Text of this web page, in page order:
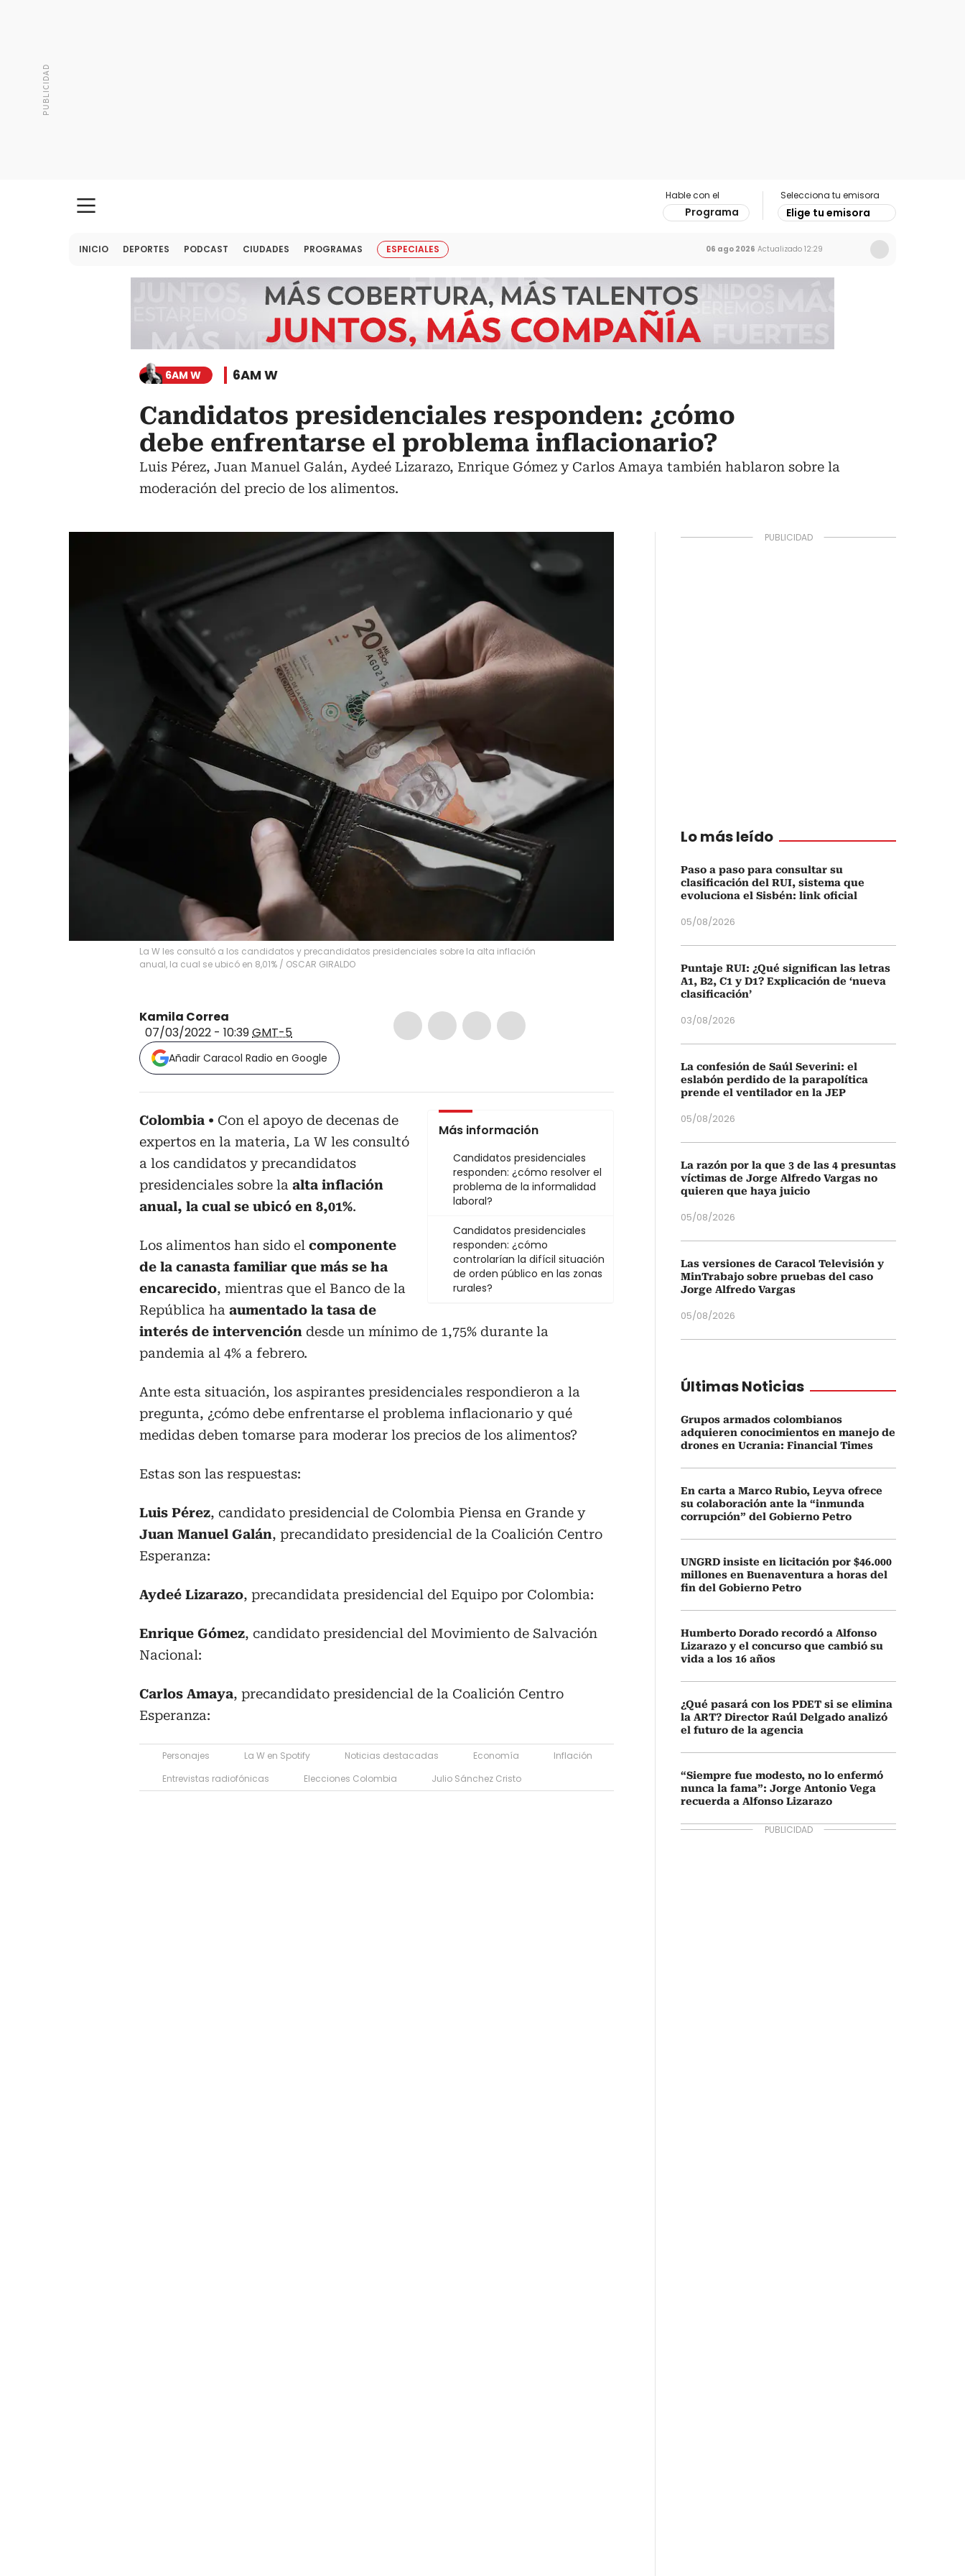
Hable con el
Programa
Selecciona tu emisora
Elige tu emisora
INICIO DEPORTES PODCAST CIUDADES PROGRAMAS ESPECIALES 06 ago 2026 Actualizado 12:29
6AM W 6AM W
Candidatos presidenciales responden: ¿cómo
debe enfrentarse el problema inflacionario?
Luis Pérez, Juan Manuel Galán, Aydeé Lizarazo, Enrique Gómez y Carlos Amaya también hablaron sobre la
moderación del precio de los alimentos.
La W les consultó a los candidatos y precandidatos presidenciales sobre la alta inflación
anual, la cual se ubicó en 8,01% / OSCAR GIRALDO
Kamila Correa
07/03/2022 - 10:39GMT-5
Añadir Caracol Radio en Google
Más información
Candidatos presidenciales
responden: ¿cómo resolver el
problema de la informalidad
laboral?
Candidatos presidenciales
responden: ¿cómo
controlarían la difícil situación
de orden público en las zonas
rurales?
Colombia
Con el apoyo de decenas de
expertos en la materia, La W les consultó
a los candidatos y precandidatos
presidenciales sobre la alta inflación
anual, la cual se ubicó en 8,01%.
Los alimentos han sido el componente
de la canasta familiar que más se ha
encarecido, mientras que el Banco de la
República ha aumentado la tasa de
interés de intervención desde un mínimo de 1,75% durante la
pandemia al 4% a febrero.
Ante esta situación, los aspirantes presidenciales respondieron a la
pregunta, ¿cómo debe enfrentarse el problema inflacionario y qué
medidas deben tomarse para moderar los precios de los alimentos?
Estas son las respuestas:
Luis Pérez, candidato presidencial de Colombia Piensa en Grande y
Juan Manuel Galán, precandidato presidencial de la Coalición Centro
Esperanza:
Aydeé Lizarazo, precandidata presidencial del Equipo por Colombia:
Enrique Gómez, candidato presidencial del Movimiento de Salvación
Nacional:
Carlos Amaya, precandidato presidencial de la Coalición Centro
Esperanza:
Personajes La W en Spotify Noticias destacadas Economía
Inflación
Entrevistas radiofónicas
Elecciones Colombia Julio Sánchez Cristo
Lo más leído
Paso a paso para consultar su
clasificación del RUI, sistema que
evoluciona el Sisbén: link oficial
05/08/2026
Puntaje RUI: ¿Qué significan las letras
A1, B2, C1 y D1? Explicación de ‘nueva
clasificación’
03/08/2026
La confesión de Saúl Severini: el
eslabón perdido de la parapolítica
prende el ventilador en la JEP
05/08/2026
La razón por la que 3 de las 4 presuntas
víctimas de Jorge Alfredo Vargas no
quieren que haya juicio
05/08/2026
Las versiones de Caracol Televisión y
MinTrabajo sobre pruebas del caso
Jorge Alfredo Vargas
05/08/2026
Últimas Noticias
Grupos armados colombianos
adquieren conocimientos en manejo de
drones en Ucrania: Financial Times
En carta a Marco Rubio, Leyva ofrece
su colaboración ante la “inmunda
corrupción” del Gobierno Petro
UNGRD insiste en licitación por $46.000
millones en Buenaventura a horas del
fin del Gobierno Petro
Humberto Dorado recordó a Alfonso
Lizarazo y el concurso que cambió su
vida a los 16 años
¿Qué pasará con los PDET si se elimina
la ART? Director Raúl Delgado analizó
el futuro de la agencia
“Siempre fue modesto, no lo enfermó
nunca la fama”: Jorge Antonio Vega
recuerda a Alfonso Lizarazo